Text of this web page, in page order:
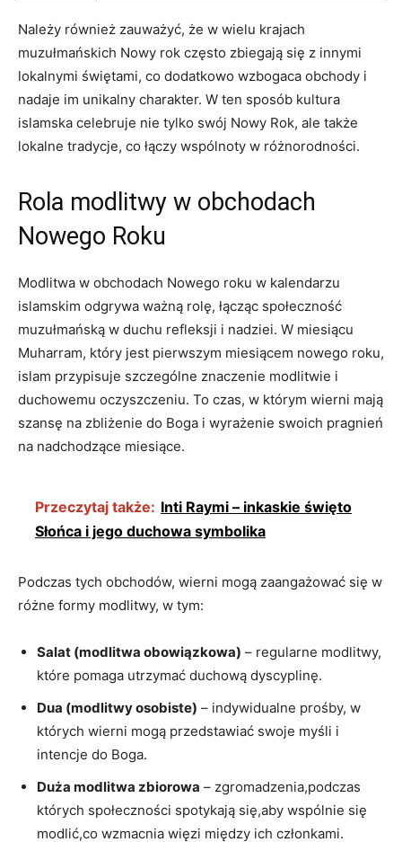
Należy również zauważyć, że w wielu krajach
muzułmańskich Nowy rok często zbiegają się z innymi
lokalnymi świętami, co dodatkowo wzbogaca obchody i
nadaje im unikalny charakter. W ten sposób kultura
islamska celebruje nie tylko swój Nowy Rok, ale także
lokalne tradycje, co łączy wspólnoty w różnorodności.
Rola modlitwy w obchodach
Nowego Roku
Modlitwa w obchodach Nowego roku w kalendarzu
islamskim odgrywa ważną rolę, łącząc społeczność
muzułmańską w duchu refleksji i nadziei. W miesiącu
Muharram, który jest pierwszym miesiącem nowego roku,
islam przypisuje szczególne znaczenie modlitwie i
duchowemu oczyszczeniu. To czas, w którym wierni mają
szansę na zbliżenie do Boga i wyrażenie swoich pragnień
na nadchodzące miesiące.
Przeczytaj także: Inti Raymi – inkaskie święto
Słońca i jego duchowa symbolika
Podczas tych obchodów, wierni mogą zaangażować się w
różne formy modlitwy, w tym:
Salat (modlitwa obowiązkowa) – regularne modlitwy,
które pomaga utrzymać duchową dyscyplinę.
Dua (modlitwy osobiste) – indywidualne prośby, w
których wierni mogą przedstawiać swoje myśli i
intencje do Boga.
Duża modlitwa zbiorowa – zgromadzenia,podczas
których społeczności spotykają się,aby wspólnie się
modlić,co wzmacnia więzi między ich członkami.